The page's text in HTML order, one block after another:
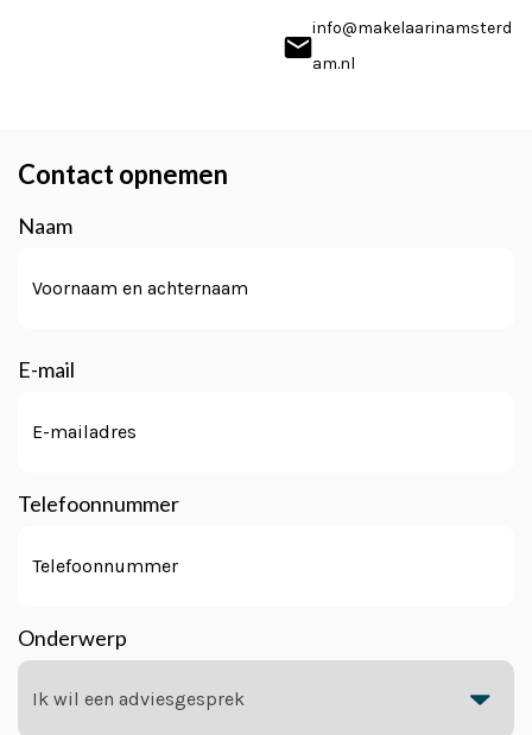
info@makelaarinamsterd
am.nl
Contact opnemen
Naam
E-mail
Telefoonnummer
Onderwerp